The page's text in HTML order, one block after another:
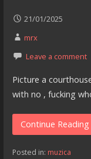
21/01/2025
mrx
Leave a comment
Picture a
with no , fucking
Continue
Posted in: muzica